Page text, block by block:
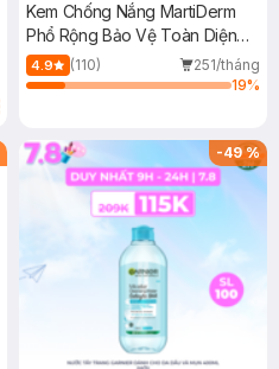
Kem Chống Nắng MartiDerm
Phổ Rộng Bảo Vệ Toàn Diện
40ml
4.9 (110)
251/tháng
19%
-49%